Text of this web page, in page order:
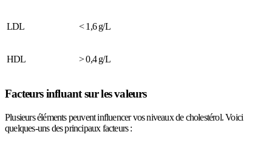
LDL < 1,6 g/L
HDL > 0,4 g/L
Facteurs influant sur les valeurs
Plusieurs éléments peuvent influencer vos niveaux de cholestérol. Voici
quelques-uns des principaux facteurs :